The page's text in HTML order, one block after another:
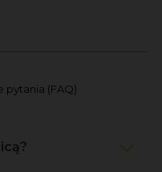
pytania (FAQ)